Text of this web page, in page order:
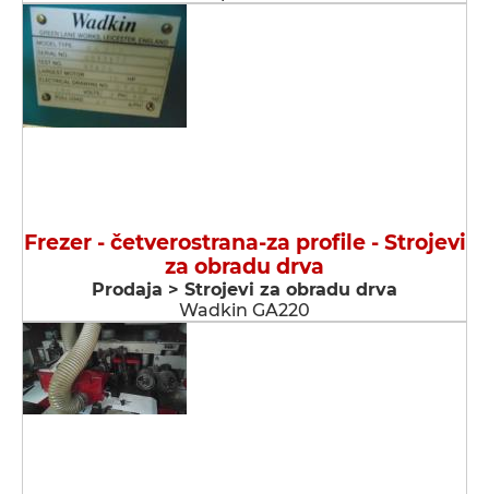
Frezer - četverostrana-za profile - Strojevi
za obradu drva
Prodaja > Strojevi za obradu drva
Wadkin GA220